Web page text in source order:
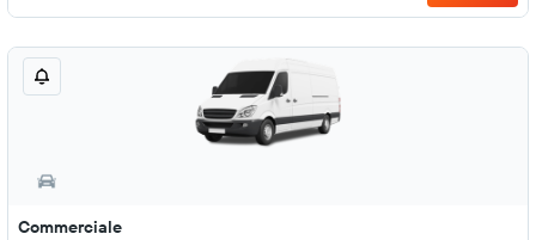
Commerciale